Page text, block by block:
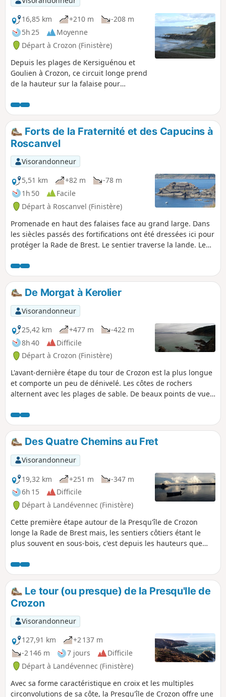
16,85 km
+210 m
-208 m
5h 25
Moyenne
Départ à Crozon (Finistère)
Depuis les plages de Kersiguénou et
Goulien à Crozon, ce circuit longe prend
de la hauteur sur la falaise pour
rocher relié à la pointe par une arche
creusée par la mer et la Pointe de Dinan
offrant de beaux points de vue sur la
Pointe de Pen-Hir à Camaret et ses
célèbres rochers, les Tas de Pois. Il se
poursuit jusqu'à la pointe suivante, celle
de Lostmarc'h et son éperon barré. Le
retour s'effectue par des dunes, des
landes et des chemins carrossables
reliant des hameaux souvent restaurés.
Forts de la Fraternité et des Capucins à
Roscanvel
Visorandonneur
5,51 km
+82 m
-78 m
1h 50
Facile
Départ à Roscanvel (Finistère)
Promenade en haut des falaises face au grand large. Dans
les siècles passés des fortifications ont été dressées ici pour
protéger la Rade de Brest. Le sentier traverse la lande. Le
De Morgat à Kerolier
Visorandonneur
25,42 km
+477 m
-422 m
8h 40
Difficile
Départ à Crozon (Finistère)
L'avant-dernière étape du tour de Crozon est la plus longue
et comporte un peu de dénivelé. Les côtes de rochers
alternent avec les plages de sable. De beaux points de vue
Des Quatre Chemins au Fret
Visorandonneur
19,32 km
+251 m
-347 m
6h 15
Difficile
Départ à Landévennec (Finistère)
Cette première étape autour de la Presqu'île de Crozon
longe la Rade de Brest mais, les sentiers côtiers étant le
plus souvent en sous-bois, c'est depuis les hauteurs que
petit port du Fret offre un cadre très agréable pour faire
étape.
Le tour (ou presque) de la Presqu'Ile de
Crozon
Visorandonneur
127,91 km
+2 137 m
-2 146 m
7 jours
Difficile
Départ à Landévennec (Finistère)
Avec sa forme caractéristique en croix et les multiples
circonvolutions de sa côte, la Presqu'île de Crozon offre une